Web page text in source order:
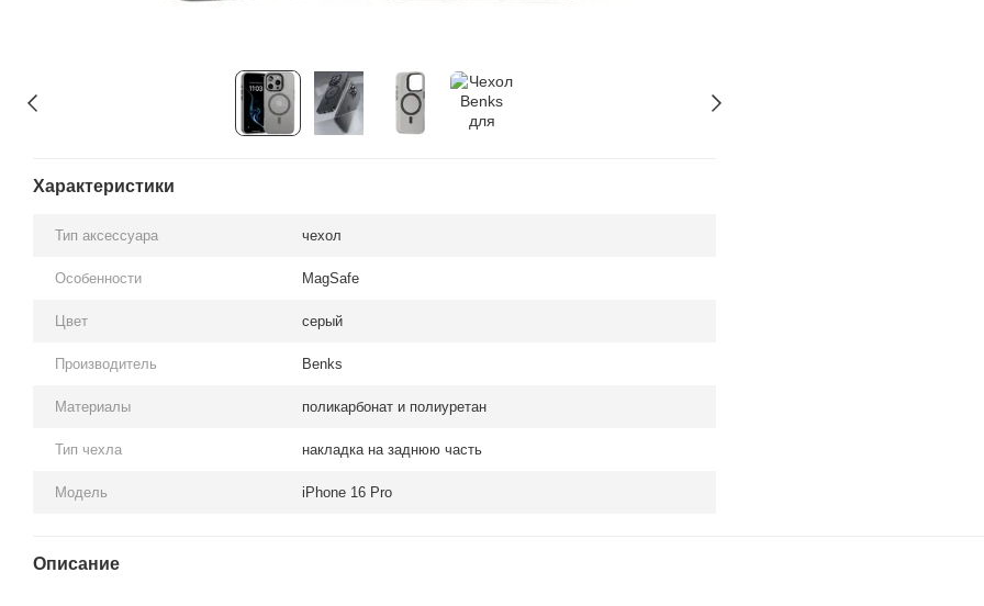
Характеристики
Тип аксессуара чехол
Особенности MagSafe
Цвет серый
Производитель Benks
Материалы поликарбонат и полиуретан
Тип чехла накладка на заднюю часть
Модель iPhone 16 Pro
Описание